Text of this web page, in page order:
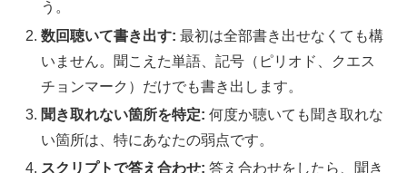
う。
数回聴いて書き出す: 最初は全部書き出せなくても構
いません。聞こえた単語、記号（ピリオド、クエス
チョンマーク）だけでも書き出します。
聞き取れない箇所を特定: 何度か聴いても聞き取れな
い箇所は、特にあなたの弱点です。
スクリプトで答え合わせ: 答え合わせをしたら、聞き